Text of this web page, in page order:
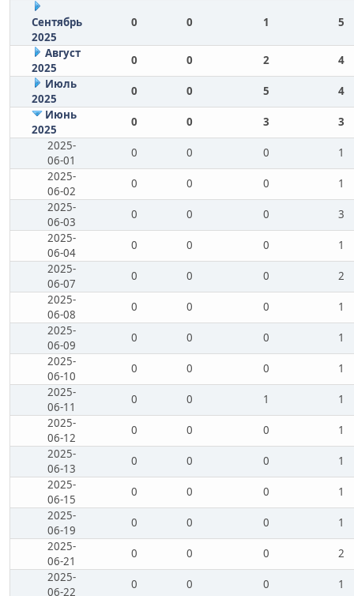
Сентябрь
2025
0 0 1 5
Август
2025
0 0 2
4
Июль
2025
0 0 5
4
Июнь
2025
0 0 3
3
2025-
06-01
0 0 0
1
2025-
06-02
0 0 0
1
2025-
06-03
0 0 0
3
2025-
06-04
0 0 0
1
2025-
06-07
0 0 0
2
2025-
06-08
0 0 0
1
2025-
06-09
0 0 0
1
2025-
06-10
0 0 0
1
2025-
06-11
0 0 1
1
2025-
06-12
0 0 0
1
2025-
06-13
0 0 0
1
2025-
06-15
0 0 0
1
2025-
06-19
0 0 0
1
2025-
06-21
0 0 0
2
2025-
06-22
0 0 0
1